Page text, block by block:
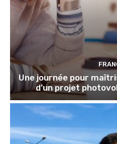
Une journée pour
d’un projet